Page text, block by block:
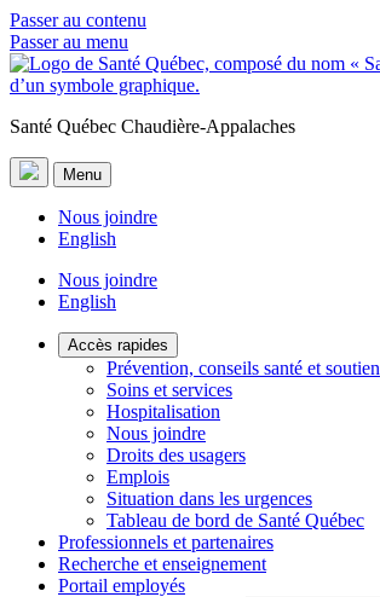
Passer au contenu
Passer au menu
Santé Québec Chaudière-Appalaches
Menu
Nous joindre
English
Nous joindre
English
Accès rapides
Prévention, conseils santé et soutien
Soins et services
Hospitalisation
Nous joindre
Droits des usagers
Emplois
Situation dans les urgences
Tableau de bord de Santé Québec
Professionnels et partenaires
Recherche et enseignement
Portail employés